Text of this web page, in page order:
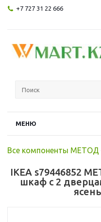
+7 727 31 22 666
МЕНЮ
Все компоненты МЕТОД
IKEA s79446852
шкаф с 2